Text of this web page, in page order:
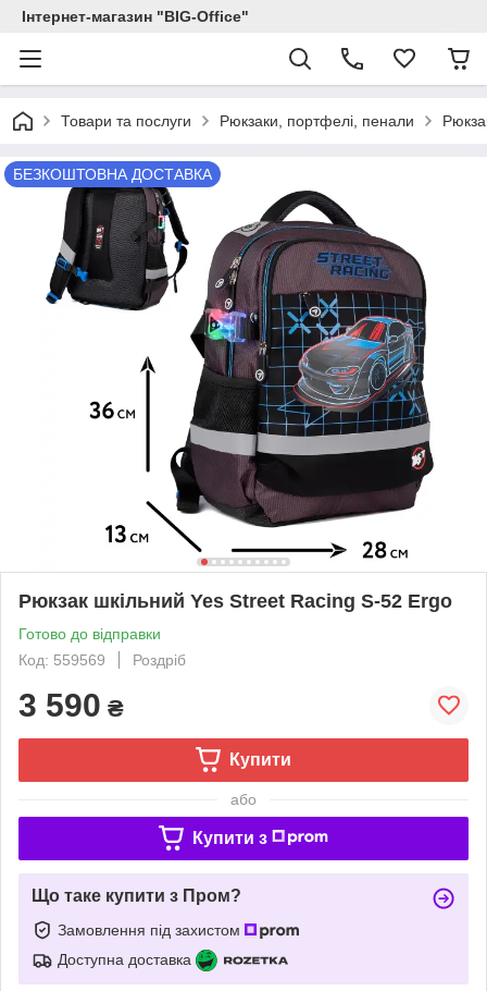
Інтернет-магазин "BIG-Office"
Товари та послуги Рюкзаки, портфелі, пенали
БЕЗКОШТОВНА ДОСТАВКА
Рюкзак шкільний Yes Street Racing S-52 Ergo
Готово до відправки
Код: 559569
Роздріб
3 590 ₴
Купити
або
Купити з
Що таке купити з Пром?
Замовлення під захистом
Доступна доставка